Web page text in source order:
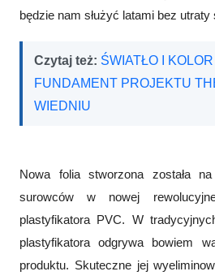
będzie nam służyć latami bez utraty
Czytaj też: ŚWIATŁO I
FUNDAMENT PROJEKTU
WIEDNIU
Nowa folia
stworzona została
surowców w nowej
plastyfikatora PVC. W
plastyfikatora
odgrywa bowiem
produktu. Skuteczne jej